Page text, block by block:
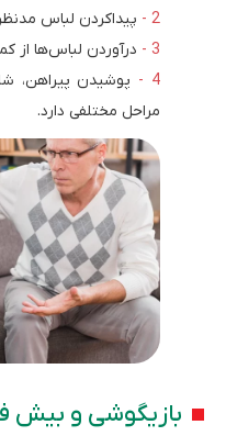
پیدا‌کردن لباس مدنظر
درآوردن لباس‌ها از
پوشیدن پیراهن،
مراحل مختلفی دارد.
بازیگوشی و بیش